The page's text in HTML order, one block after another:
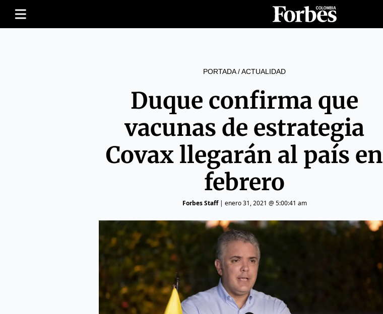
PORTADA/ACTUALIDAD
Duque confirma que
vacunas de estrategia
Covax llegarán al país en
febrero
Forbes Staff| enero 31, 2021 @ 5:00:41 am